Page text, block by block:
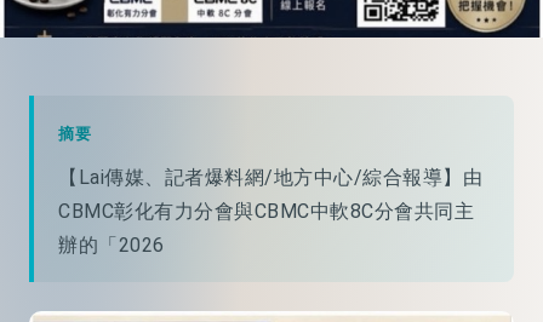
摘要
【Lai傳媒、記者爆料網/地方中心/綜合報導】由
CBMC彰化有力分會與CBMC中軟8C分會共同主
辦的「2026